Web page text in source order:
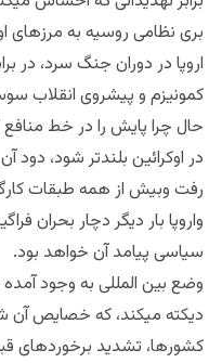
بری نظامی روسیه به مرزهای
اروپا در دوران جنگ سرد، در
کمونیزم و پیشروی انقلاب
حال چرا پایش را در خط
در اوکرائین بلندتر شود،
رفت وبیش از همه طبقات
واروپا بار دیگر دچار بحران
سیاسی پیامد آن خواهد بود.
وضع بین المللی به وجود
دیکته میکند، که خصایص آن
کشورها، تشدید برخوردهای